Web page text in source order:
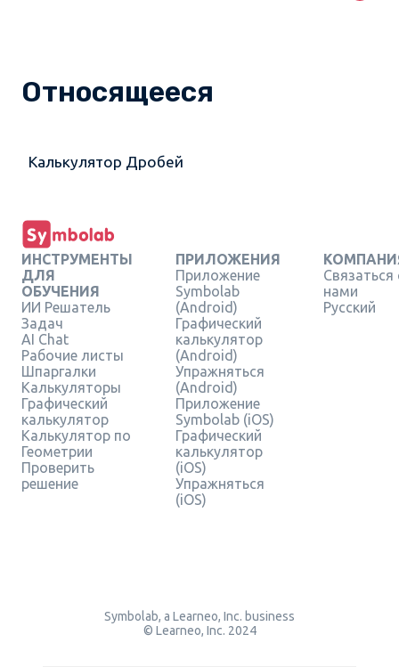
Относящееся
Калькулятор Дробей
ИНСТРУМЕНТЫ
ДЛЯ
ОБУЧЕНИЯ
ИИ Решатель
Задач
AI Chat
Рабочие листы
Шпаргалки
Калькуляторы
Графический
калькулятор
Калькулятор по
Геометрии
Проверить
решение
ПРИЛОЖЕНИЯ
Приложение
Symbolab
(Android)
Графический
калькулятор
(Android)
Упражняться
(Android)
Приложение
Symbolab (iOS)
Графический
калькулятор
(iOS)
Упражняться
(iOS)
Связаться
нами
Русский
Symbolab, a Learneo, Inc. business
© Learneo, Inc. 2024